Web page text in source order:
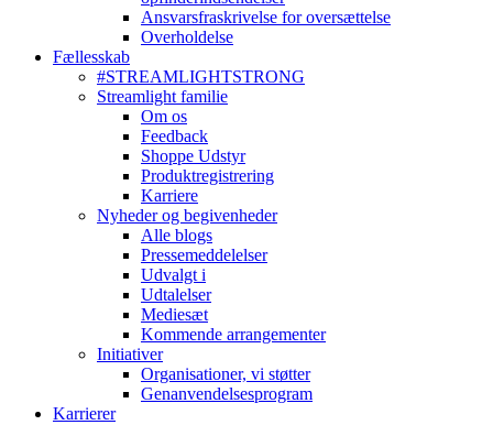
Ansvarsfraskrivelse for oversættelse
Overholdelse
Fællesskab
#STREAMLIGHTSTRONG
Streamlight familie
Om os
Feedback
Shoppe Udstyr
Produktregistrering
Karriere
Nyheder og begivenheder
Alle blogs
Pressemeddelelser
Udvalgt i
Udtalelser
Mediesæt
Kommende arrangementer
Initiativer
Organisationer, vi støtter
Genanvendelsesprogram
Karrierer